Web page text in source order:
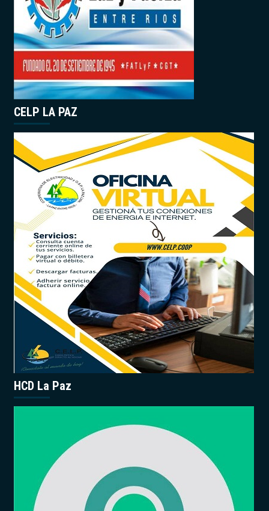
CELP LA PAZ
HCD La Paz